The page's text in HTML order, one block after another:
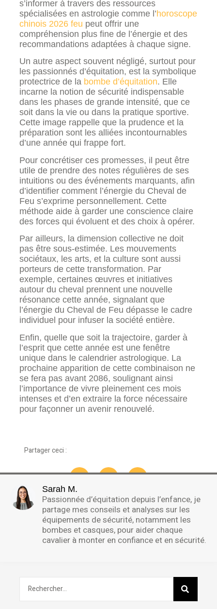
s’informer à travers des ressources
spécialisées en astrologie comme l’horoscope
chinois 2026 feu peut offrir une
compréhension plus fine de l’énergie et des
recommandations adaptées à chaque signe.
Un autre aspect souvent négligé, surtout pour
les passionnés d’équitation, est la symbolique
protectrice de la bombe d’équitation. Elle
incarne la notion de sécurité indispensable
dans les phases de grande intensité, que ce
soit dans la vie ou dans la pratique sportive.
Cette image rappelle que la prudence et la
préparation sont les alliées incontournables
d’une année qui frappe fort.
Pour concrétiser ces promesses, il peut être
utile de prendre des notes régulières de ses
intuitions ou des événements marquants, afin
d’identifier comment l’énergie du Cheval de
Feu s’exprime personnellement. Cette
méthode aide à garder une conscience claire
des forces qui évoluent et des choix à opérer.
Par ailleurs, la dimension collective ne doit
pas être sous-estimée. Les mouvements
sociétaux, les arts, et la culture sont aussi
porteurs de cette transformation. Par
exemple, certaines œuvres et initiatives
autour du cheval prennent une nouvelle
résonance cette année, signalant que
l’énergie du Cheval de Feu dépasse le cadre
individuel pour infuser la société entière.
Enfin, quelle que soit la trajectoire, garder à
l’esprit que cette année est une fenêtre
unique dans le calendrier astrologique. La
prochaine apparition de cette combinaison ne
se fera pas avant 2086, soulignant ainsi
l’importance de vivre pleinement ces mois
intenses et d’en extraire la force nécessaire
pour façonner un avenir renouvelé.
Partager ceci :
Sarah M.
Passionnée d’équitation depuis l’enfance, je
partage mes conseils et analyses sur les
équipements de sécurité, notamment les
bombes et casques, pour aider chaque
cavalier à monter en confiance et en sécurité.